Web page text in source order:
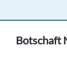
Botschaft